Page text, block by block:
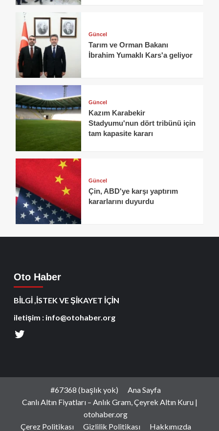
Güncel
Tarım ve Orman Bakanı
İbrahim Yumaklı Kars'a geliyor
Güncel
Kazım Karabekir
Stadyumu'nun dört tribünü için
tam kapasite kararı
Güncel
Çin, ABD'ye karşı yaptırım
kararlarını duyurdu
Oto Haber
BİLGİ ,İSTEK VE ŞİKAYET İÇİN
iletişim : info@otohaber.org
#67368 (başlık yok)
Ana Sayfa
Canlı Altın Fiyatları – Anlık Gram, Çeyrek Altın Kuru |
otohaber.org
Çerez Politikası
Gizlilik Politikası Hakkımızda